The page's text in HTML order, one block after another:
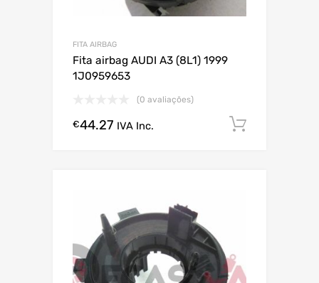
FITA AIRBAG
Fita airbag AUDI A3 (8L1) 1999
1J0959653
(0 avaliações)
€44.27 IVA Inc.